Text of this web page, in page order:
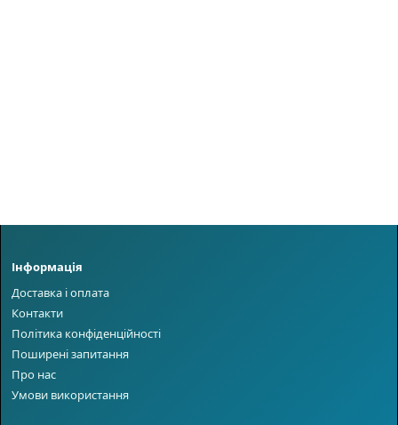
Інформація
Доставка і оплата
Контакти
Політика конфіденційності
Поширені запитання
Про нас
Умови використання